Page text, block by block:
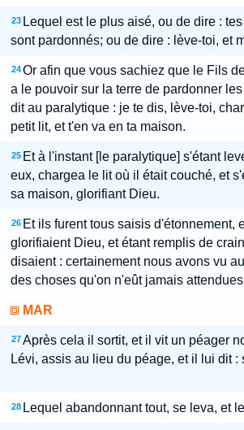
23 Lequel est le plus aisé, ou de dire :
sont pardonnés; ou de dire : lève-toi, et
24 Or afin que vous sachiez que le Fils
a le pouvoir sur la terre de pardonner les
dit au paralytique : je te dis, lève-toi,
petit lit, et t'en va en ta maison.
25 Et à l'instant [le paralytique] s'étant
eux, chargea le lit où il était couché, et
sa maison, glorifiant Dieu.
26 Et ils furent tous saisis d'étonnement,
glorifiaient Dieu, et étant remplis de
disaient : certainement nous avons vu
des choses qu'on n'eût jamais
MAR
27 Après cela il sortit, et il vit un péager
Lévi, assis au lieu du péage, et il lui dit :
28 Lequel abandonnant tout, se leva, et